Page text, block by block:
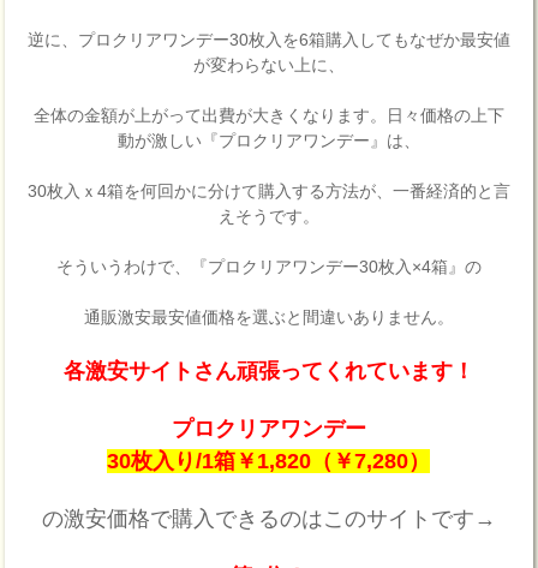
逆に、プロクリアワンデー30枚入を6箱購入してもなぜか最安値
が変わらない上に、
全体の金額が上がって出費が大きくなります。日々価格の上下
動が激しい『プロクリアワンデー』は、
30枚入ｘ4箱を何回かに分けて購入する方法が、一番経済的と言
えそうです。
そういうわけで、『プロクリアワンデー30枚入×4箱』の
通販激安最安値価格を選ぶと間違いありません。
各激安サイトさん頑張ってくれています！
プロクリアワンデー
30枚入り/1箱￥1,820（￥7,280）
の激安価格で購入できるのはこのサイトです→